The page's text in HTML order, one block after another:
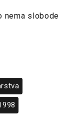
nema slobode